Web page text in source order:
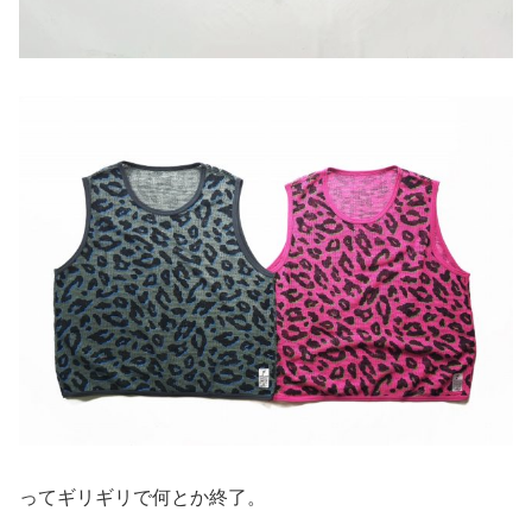
ってギリギリで何とか終了。